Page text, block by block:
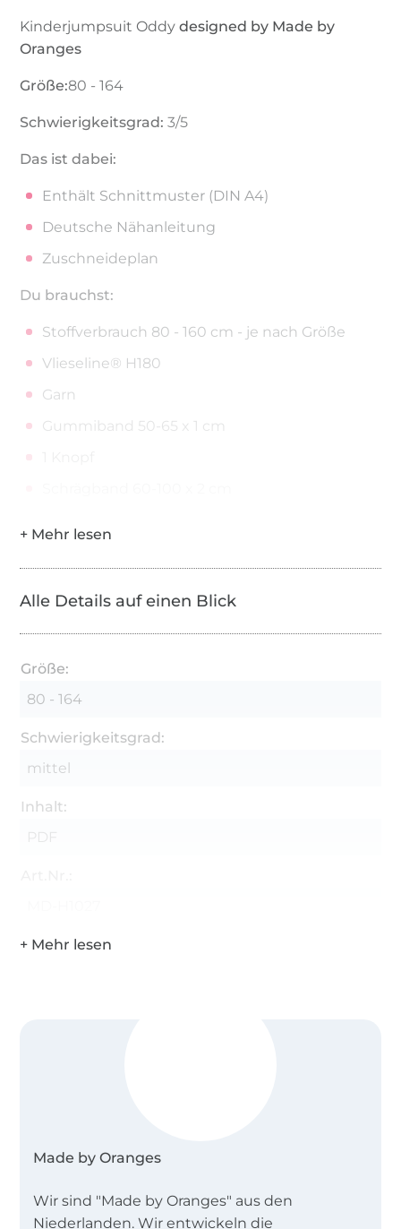
Kinderjumpsuit Oddydesigned by Made by
Oranges
Größe:80 - 164
Schwierigkeitsgrad: 3/5
Das ist dabei:
Enthält Schnittmuster (DIN A4)
Deutsche Nähanleitung
Zuschneideplan
Du brauchst:
Stoffverbrauch 80 - 160 cm - je nach Größe
Vlieseline® H180
Garn
Gummiband 50-65 x 1 cm
Alle Details auf einen Blick
Größe:
80 - 164
Schwierigkeitsgrad:
mittel
Inhalt:
PDF
Made by Oranges
Wir sind "Made by Oranges" aus den
Niederlanden. Wir entwickeln die